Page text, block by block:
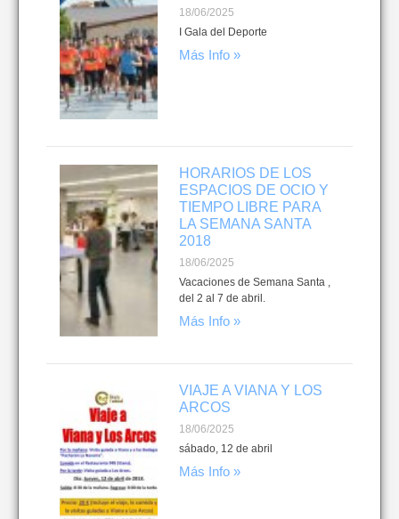
18/06/2025
I Gala del Deporte
Más Info »
HORARIOS DE LOS
ESPACIOS DE OCIO Y
TIEMPO LIBRE PARA
LA SEMANA SANTA
2018
18/06/2025
Vacaciones de Semana Santa ,
del 2 al 7 de abril.
Más Info »
VIAJE A VIANA Y LOS
ARCOS
18/06/2025
sábado, 12 de abril
Más Info »